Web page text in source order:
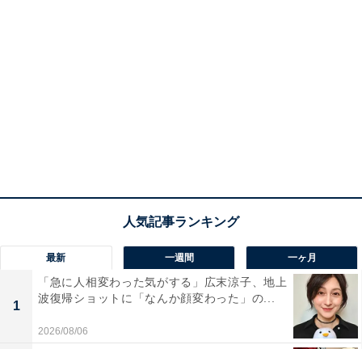
最新 一週間 一ヶ月
1
「急に人相変わった気がする」広末涼子、地上
波復帰ショットに「なんか顔変わった」の...
2026/08/06